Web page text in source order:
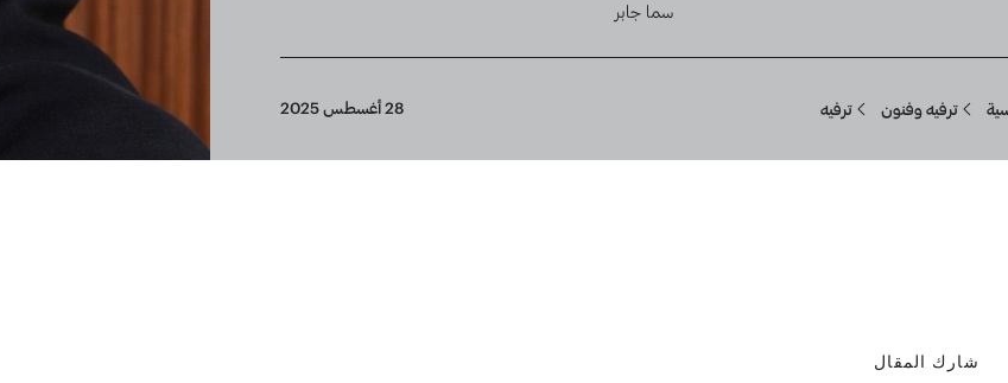
سما جابر
ترفيه وفنون ترفيه 28 أغسطس 2025
شارك المقال